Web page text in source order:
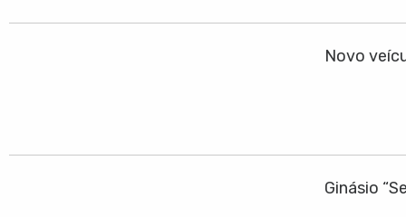
Novo
Ginásio